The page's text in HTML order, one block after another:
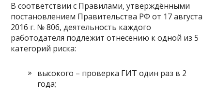
В соответствии с Правилами, утверждёнными
постановлением Правительства РФ от 17 августа
2016 г. № 806, деятельность каждого
работодателя подлежит отнесению к одной из 5
категорий риска:
высокого – проверка ГИТ один раз в 2
года;